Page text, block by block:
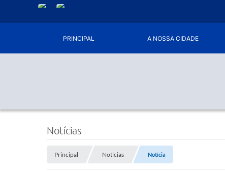
PRINCIPAL A NOSSA CIDADE
Notícias
Principal Notícias Notícia